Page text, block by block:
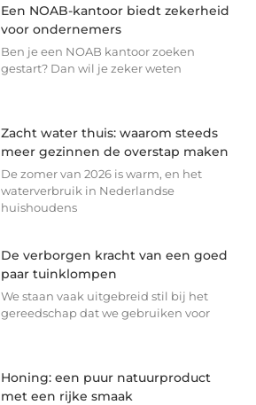
Een NOAB-kantoor biedt zekerheid
voor ondernemers
Ben je een NOAB kantoor zoeken
gestart? Dan wil je zeker weten
Zacht water thuis: waarom steeds
meer gezinnen de overstap maken
De zomer van 2026 is warm, en het
waterverbruik in Nederlandse
huishoudens
De verborgen kracht van een goed
paar tuinklompen
We staan vaak uitgebreid stil bij het
gereedschap dat we gebruiken voor
Honing: een puur natuurproduct
met een rijke smaak